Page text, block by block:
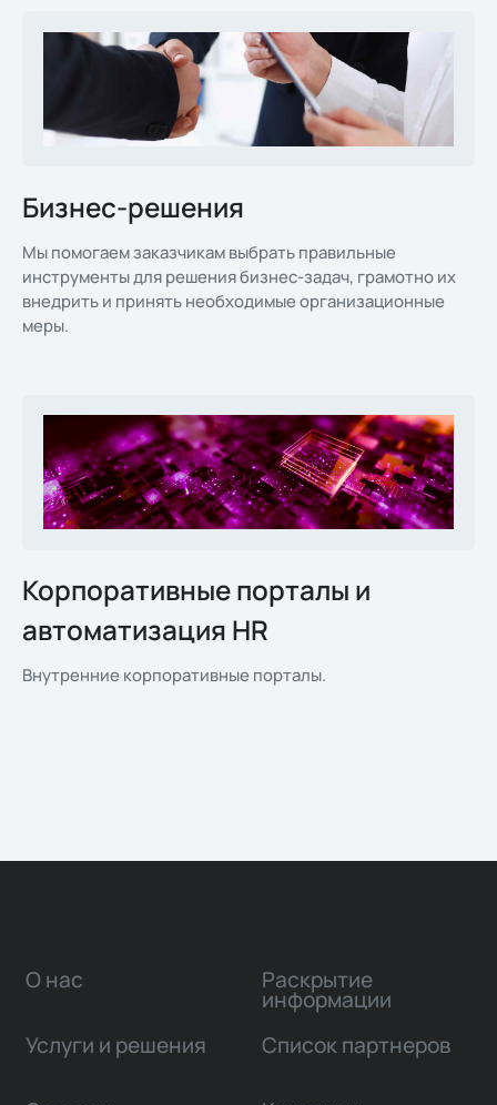
Бизнес-решения
Мы помогаем заказчикам выбрать правильные
инструменты для решения бизнес-задач, грамотно их
внедрить и принять необходимые организационные
меры.
Корпоративные порталы и
автоматизация HR
Внутренние корпоративные порталы.
О нас
Услуги и решения
Раскрытие
информации
Список партнеров